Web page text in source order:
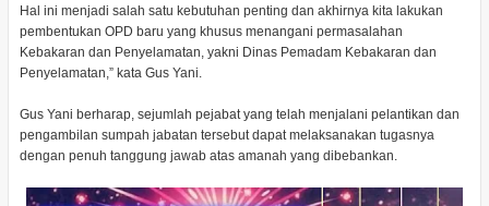
Hal ini menjadi salah satu kebutuhan penting dan akhirnya kita lakukan
pembentukan OPD baru yang khusus menangani permasalahan
Kebakaran dan Penyelamatan, yakni Dinas Pemadam Kebakaran dan
Penyelamatan,” kata Gus Yani.
Gus Yani berharap, sejumlah pejabat yang telah menjalani pelantikan dan
pengambilan sumpah jabatan tersebut dapat melaksanakan tugasnya
dengan penuh tanggung jawab atas amanah yang dibebankan.